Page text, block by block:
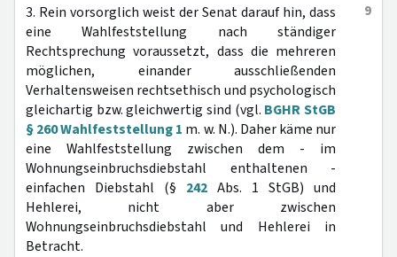
9
3. Rein vorsorglich weist der Senat darauf hin, dass
eine Wahlfeststellung nach ständiger
Rechtsprechung voraussetzt, dass die mehreren
möglichen, einander ausschließenden
Verhaltensweisen rechtsethisch und psychologisch
gleichartig bzw. gleichwertig sind (vgl. BGHR StGB
§ 260 Wahlfeststellung 1 m. w. N.). Daher käme nur
eine Wahlfeststellung zwischen dem - im
Wohnungseinbruchsdiebstahl enthaltenen -
einfachen Diebstahl (§ 242 Abs. 1 StGB) und
Hehlerei, nicht aber zwischen
Wohnungseinbruchsdiebstahl und Hehlerei in
Betracht.